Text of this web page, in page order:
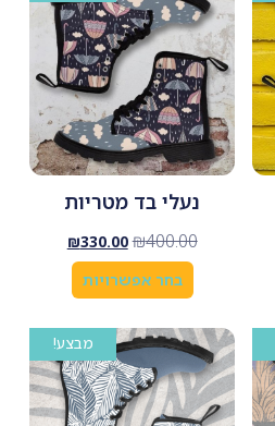
נעלי בד מטריות
₪400.00
₪330.00
בחר אפשרויות
מבצע!